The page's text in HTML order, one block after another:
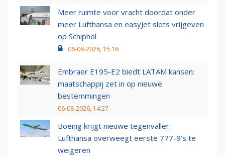
Meer ruimte voor vracht doordat onder
meer Lufthansa en easyJet slots vrijgeven
op Schiphol
06-08-2026, 15:16
Embraer E195-E2 biedt LATAM kansen:
maatschappij zet in op nieuwe
bestemmingen
06-08-2026, 14:27
Boeing krijgt nieuwe tegenvaller:
Lufthansa overweegt eerste 777-9’s te
weigeren